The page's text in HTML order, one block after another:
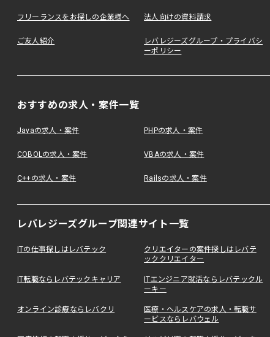
フリーランスをお探しの企業様へ 法人向けの資料請求
ご友人紹介
レバレジーズグループ・プライバシ
ーポリシー
おすすめの求人・案件一覧
Javaの求人・案件 PHPの求人・案件
COBOLの求人・案件 VBAの求人・案件
C++の求人・案件 Railsの求人・案件
レバレジーズグループ関連サイト一覧
ITの仕事探しはレバテック
クリエイターの案件探しはレバテ
ッククリエイター
IT転職ならレバテックキャリア
ITエンジニア就活ならレバテックル
ーキー
オンライン診療ならレバクリ
医療・ヘルスケアの求人・転職サ
ービスならレバウェル